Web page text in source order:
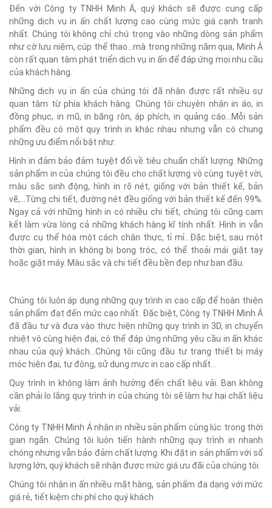
Đến với Công ty TNHH Minh Á, quý khách sẽ được cung cấp
những dịch vụ in ấn chất lượng cao cùng mức giá cạnh tranh
nhất. Chúng tôi không chỉ chú trọng vào những dòng sản phẩm
như cờ lưu niệm, cúp thể thao...mà trong những năm qua, Minh Á
còn rất quan tâm phát triển dịch vụ in ấn để đáp ứng mọi nhu cầu
của khách hàng.
Những dịch vụ in ấn của chúng tôi đã nhận được rất nhiều sự
quan tâm từ phía khách hàng. Chúng tôi chuyên nhận in áo, in
đồng phục, in mũ, in băng rôn, áp phích, in quảng cáo...Mỗi sản
phẩm đều có một quy trình in khác nhau nhưng vẫn có chung
những ưu điểm nổi bật như:
Hình in đảm bảo đảm tuyệt đối về tiêu chuẩn chất lượng. Những
sản phẩm in của chúng tôi đều cho chất lượng vô cùng tuyệt vời,
màu sắc sinh động, hình in rõ nét, giống với bản thiết kế, bản
vẽ,...Từng chi tiết, đường nét đều giống với bản thiết kế đến 99%.
Ngay cả với những hình in có nhiều chi tiết, chúng tôi cũng cam
kết làm vừa lòng cả những khách hàng kĩ tính nhất. Hình in vẫn
được cụ thể hóa một cách chân thực, tỉ mỉ...Đặc biệt, sau một
thời gian, hình in không bị bong tróc, có thể thoải mái giặt tay
hoặc giặt máy. Màu sắc và chi tiết đều bền đẹp như ban đầu.
Chúng tôi luôn áp dụng những quy trình in cao cấp để hoàn thiện
sản phẩm đạt đến mức cao nhất. Đặc biệt, Công ty TNHH Minh Á
đã đầu tư và đưa vào thực hiện những quy trình in 3D, in chuyển
nhiệt vô cùng hiện đại, có thể đáp ứng những yêu cầu in ấn khác
nhau của quý khách...Chúng tôi cũng đầu tư trang thiết bị máy
móc hiện đại, tự động, sử dụng mực in cao cấp nhất...
Quy trình in không làm ảnh hưởng đến chất liệu vải. Bạn không
cần phải lo lắng quy trình in của chúng tôi sẽ làm hư hại chất liệu
vải.
Công ty TNHH Minh Á nhận in nhiều sản phẩm cùng lúc trong thời
gian ngắn. Chúng tôi luôn tiến hành những quy trình in nhanh
chóng nhưng vẫn bảo đảm chất lượng. Khi đặt in sản phẩm với số
lượng lớn, quý khách sẽ nhận được mức giá ưu đãi của chúng tôi.
Chúng tôi nhận in ấn nhiều mặt hàng, sản phẩm đa dạng với mức
giá rẻ, tiết kiệm chi phí cho quý khách